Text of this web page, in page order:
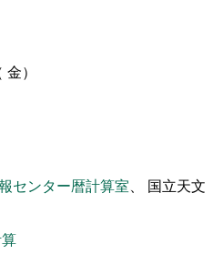
）
センター暦計算室、 国立天文